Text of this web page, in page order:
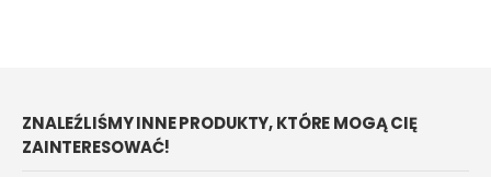
ZNALEŹLIŚMY INNE PRODUKTY, KTÓRE MOGĄ CIĘ
ZAINTERESOWAĆ!